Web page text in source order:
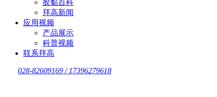
胶黏百科
拜高新闻
应用视频
产品展示
科普视频
联系拜高
028-82609169 / 17396279618